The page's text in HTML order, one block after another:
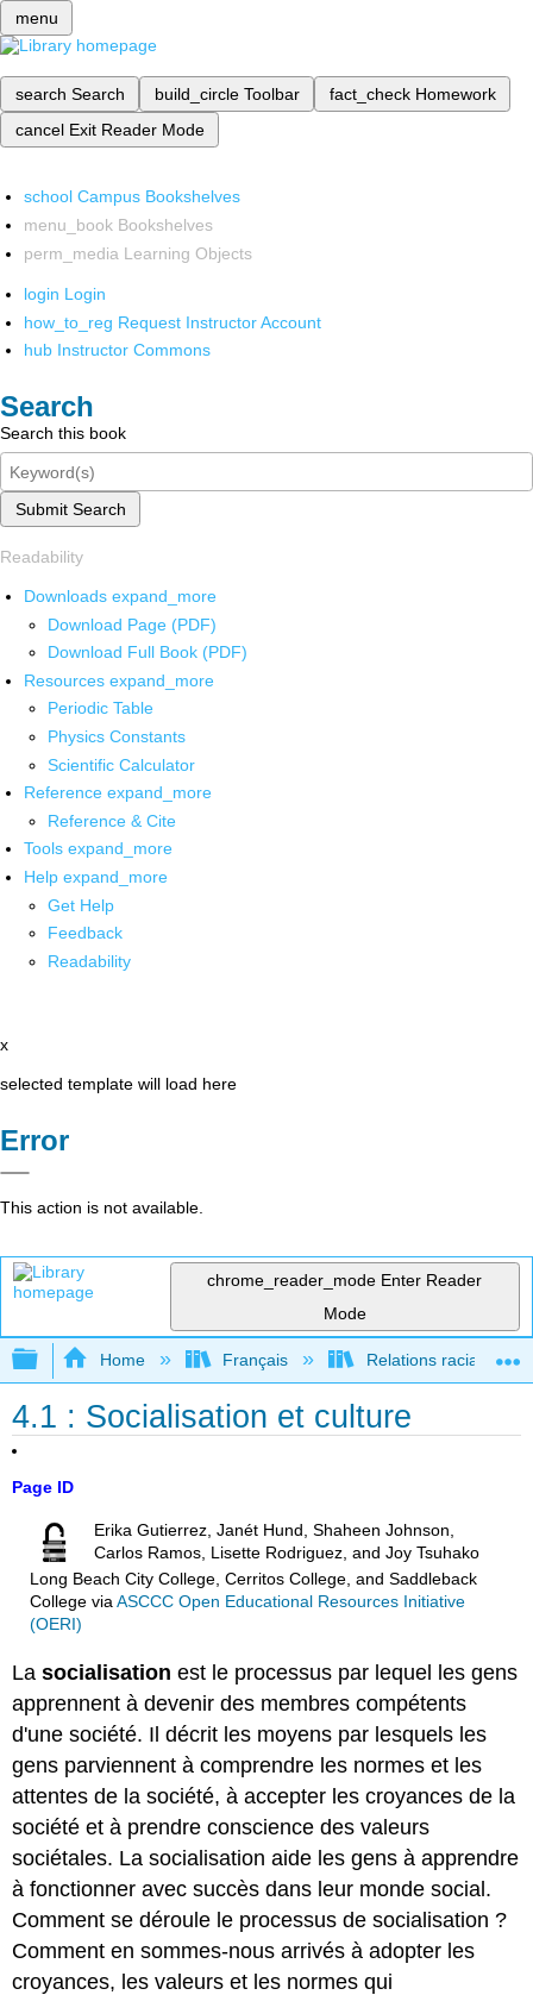
menu
search Search build_circle Toolbar fact_check Homework
cancel Exit Reader Mode
school Campus Bookshelves
menu_book Bookshelves
perm_media Learning Objects
login Login
how_to_reg Request Instructor Account
hub Instructor Commons
Search
Search this book
Submit Search
Readability
Downloads expand_more
Download Page (PDF)
Download Full Book (PDF)
Resources expand_more
Periodic Table
Physics Constants
Scientific Calculator
Reference expand_more
Reference & Cite
Tools expand_more
Help expand_more
Get Help
Feedback
Readability
x
selected template will load here
Error
This action is not available.
chrome_reader_mode Enter Reader
Mode
Expand/collapse global hierarchy
Home Français Relations raciales et
4.1 : Socialisation et culture
Page ID
Erika Gutierrez, Janét Hund, Shaheen Johnson,
Carlos Ramos, Lisette Rodriguez, and Joy Tsuhako
Long Beach City College, Cerritos College, and Saddleback
Collegevia ASCCC Open Educational Resources Initiative
(OERI)
Lasocialisation est le processus par lequel les gens
apprennent à devenir des membres compétents
d'une société. Il décrit les moyens par lesquels les
gens parviennent à comprendre les normes et les
attentes de la société, à accepter les croyances de la
société et à prendre conscience des valeurs
sociétales. La socialisation aide les gens à apprendre
à fonctionner avec succès dans leur monde social.
Comment se déroule le processus de socialisation ?
Comment en sommes-nous arrivés à adopter les
croyances, les valeurs et les normes qui